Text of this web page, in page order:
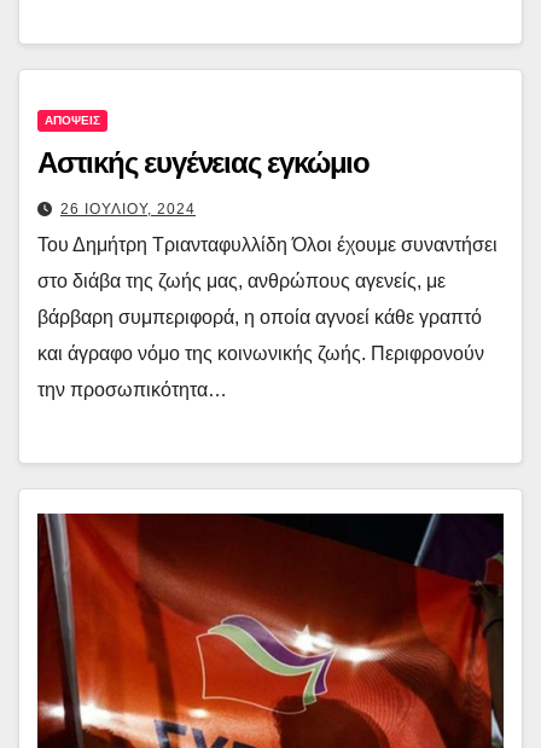
ΑΠΟΨΕΙΣ
Αστικής ευγένειας εγκώμιο
26 ΙΟΥΛΙΟΥ, 2024
Του Δημήτρη Τριανταφυλλίδη Όλοι έχουμε συναντήσει
στο διάβα της ζωής μας, ανθρώπους αγενείς, με
βάρβαρη συμπεριφορά, η οποία αγνοεί κάθε γραπτό
και άγραφο νόμο της κοινωνικής ζωής. Περιφρονούν
την προσωπικότητα…